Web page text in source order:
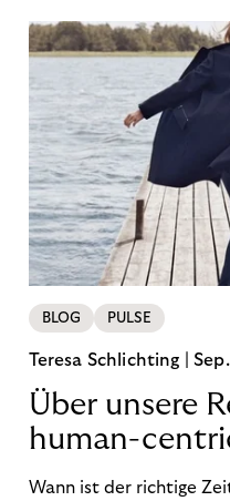
online ein und holen die
bietet zwar viele
Preis. Potenzielle
Betriebskosten sind nur
das also wert? Wir
von BOPIS vor.
BLOG PULSE
Teresa Schlichting |
Über unsere
human-
Wann ist der richtige